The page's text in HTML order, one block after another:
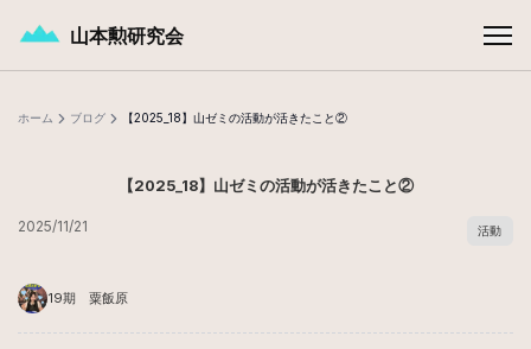
山本勲研究会
ホーム ブログ 【2025_18】山ゼミの活動が活きたこと②
【2025_18】山ゼミの活動が活きたこと②
2025/11/21 活動
19期 粟飯原